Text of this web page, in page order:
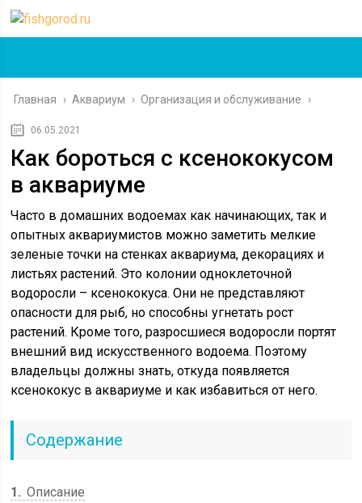
Главная › Аквариум › Организация и обслуживание ›
06.05.2021
Как бороться с ксенококусом
в аквариуме
Часто в домашних водоемах как начинающих, так и
опытных аквариумистов можно заметить мелкие
зеленые точки на стенках аквариума, декорациях и
листьях растений. Это колонии одноклеточной
водоросли – ксенококуса. Они не представляют
опасности для рыб, но способны угнетать рост
растений. Кроме того, разросшиеся водоросли портят
внешний вид искусственного водоема. Поэтому
владельцы должны знать, откуда появляется
ксенококус в аквариуме и как избавиться от него.
Содержание
1
Описание